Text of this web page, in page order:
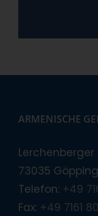
ARMENISCHE
Lerchenberger
73035
Telefon: +49
Fax: +49 7161